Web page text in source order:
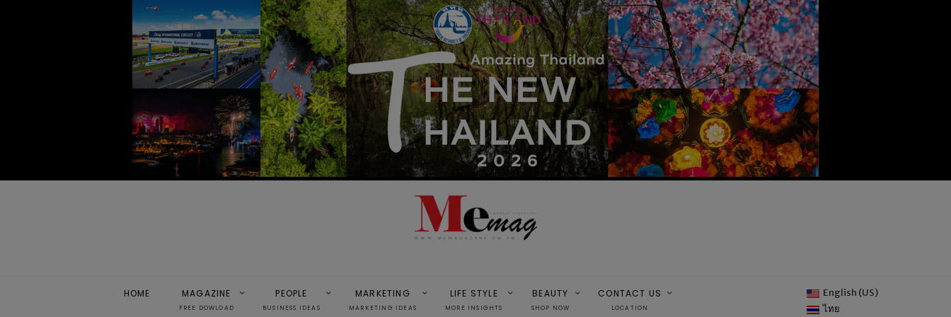
HOME MAGAZINE
FREE DOWLOAD
PEOPLE
BUSINESS IDEAS
MARKETING
MARKETING IDEAS
LIFE STYLE
MORE INSIGHTS
BEAUTY
SHOP NOW
CONTACT US
LOCATION
English (US)
ไทย